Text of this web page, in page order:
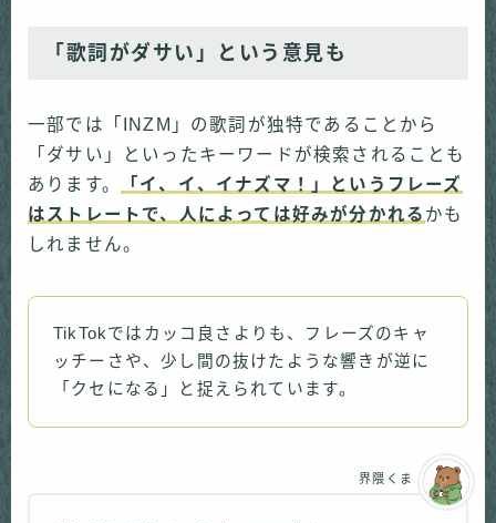
「歌詞がダサい」という意見も
一部では「INZM」の歌詞が独特であることから
「ダサい」といったキーワードが検索されることも
あります。
「イ、イ、イナズマ！」というフレーズ
はストレートで、人によっては好みが分かれる かも
しれません。
TikTokではカッコ良さよりも、フレーズのキャ
ッチーさや、少し間の抜けたような響きが逆に
「クセになる」と捉えられています。
界隈くま